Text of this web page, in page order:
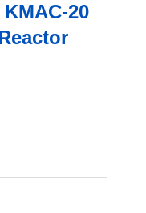
20